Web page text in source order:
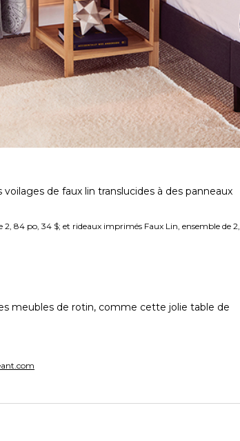
de faux lin translucides à des panneaux
84 po, 34 $; et rideaux imprimés Faux Lin, ensemble de 2,
meubles de rotin, comme cette jolie table de